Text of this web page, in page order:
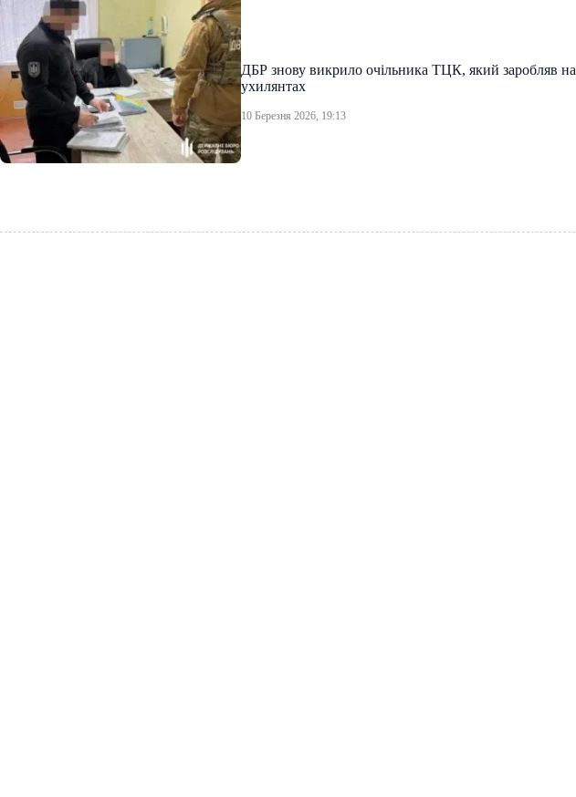
ДБР знову викрило очільника ТЦК, який заробляв на
ухилянтах
10 Березня 2026, 19:13